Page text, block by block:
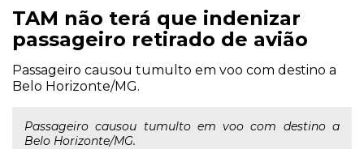
TAM não terá que indenizar
passageiro retirado de avião
Passageiro causou tumulto em voo com destino a
Belo Horizonte/MG.
Passageiro causou tumulto em voo com destino a
Belo Horizonte/MG.